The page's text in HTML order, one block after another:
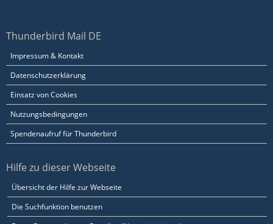
Thunderbird Mail DE
Impressum & Kontakt
Datenschutzerklärung
Einsatz von Cookies
Nutzungsbedingungen
Spendenaufruf für Thunderbird
Hilfe zu dieser Webseite
Übersicht der Hilfe zur Webseite
Die Suchfunktion benutzen